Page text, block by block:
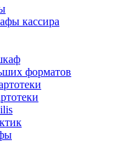
кассира
форматов